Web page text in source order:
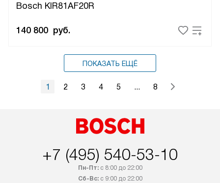
Bosch KIR81AF20R
140 800 руб.
ПОКАЗАТЬ ЕЩЁ
1 2 3 4 5 ... 8
+7 (495) 540-53-10
Пн-Пт:с 8:00 до 22:00
Сб-Вс:с 9:00 до 22:00